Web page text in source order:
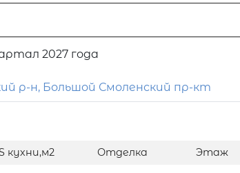
2027 года
р-н, Большой Смоленский пр-кт
кухни,м2 Отделка Этаж